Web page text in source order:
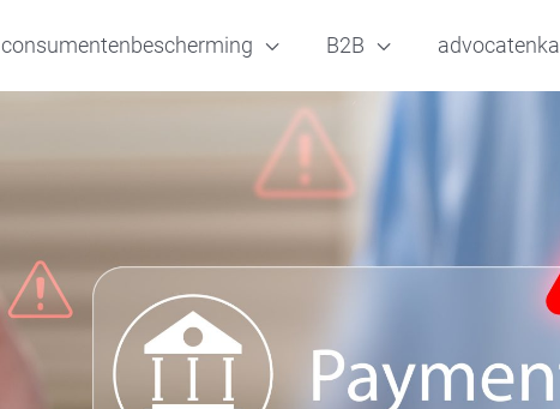
consumentenbescherming B2B